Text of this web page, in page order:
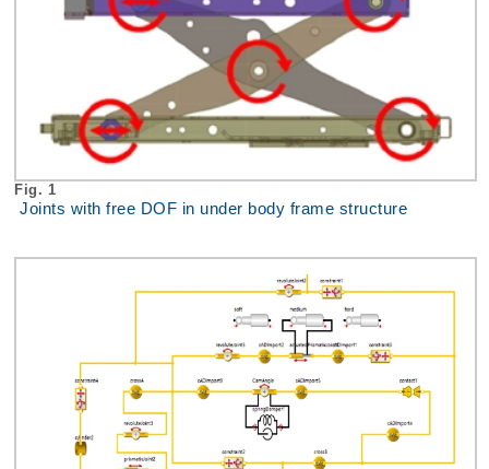
Fig. 1
Joints with free DOF in under body frame structure